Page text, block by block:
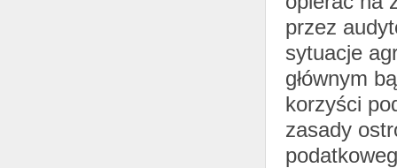
przez
sytuacje
głównym
korzyści
zasady